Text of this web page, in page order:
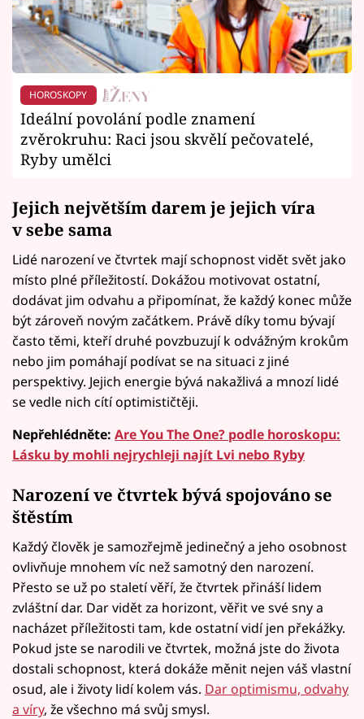
HOROSKOPY
Ideální povolání podle znamení
zvěrokruhu: Raci jsou skvělí pečovatelé,
Ryby umělci
Jejich největším darem je jejich víra
v sebe sama
Lidé narození ve čtvrtek mají schopnost vidět svět jako
místo plné příležitostí. Dokážou motivovat ostatní,
dodávat jim odvahu a připomínat, že každý konec může
být zároveň novým začátkem. Právě díky tomu bývají
často těmi, kteří druhé povzbuzují k odvážným krokům
nebo jim pomáhají podívat se na situaci z jiné
perspektivy. Jejich energie bývá nakažlivá a mnozí lidé
se vedle nich cítí optimističtěji.
Nepřehlédněte: Are You The One? podle horoskopu:
Lásku by mohli nejrychleji najít Lvi nebo Ryby
Narození ve čtvrtek bývá spojováno se
štěstím
Každý člověk je samozřejmě jedinečný a jeho osobnost
ovlivňuje mnohem víc než samotný den narození.
Přesto se už po staletí věří, že čtvrtek přináší lidem
zvláštní dar. Dar vidět za horizont, věřit ve své sny a
nacházet příležitosti tam, kde ostatní vidí jen překážky.
Pokud jste se narodili ve čtvrtek, možná jste do života
dostali schopnost, která dokáže měnit nejen váš vlastní
osud, ale i životy lidí kolem vás. Dar optimismu, odvahy
a víry, že všechno má svůj smysl.